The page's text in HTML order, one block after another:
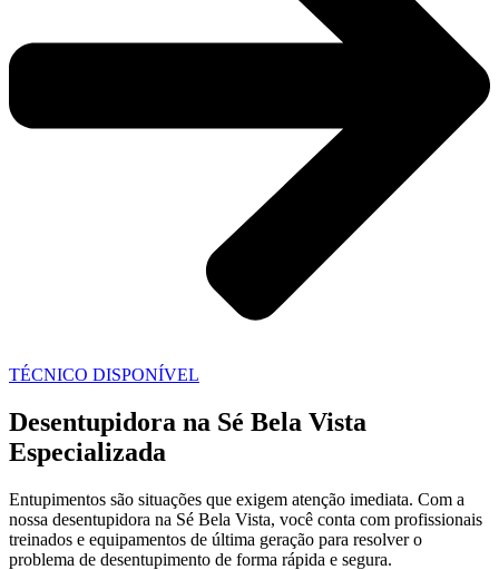
TÉCNICO DISPONÍVEL
Desentupidora na Sé Bela Vista
Especializada
Entupimentos são situações que exigem atenção imediata. Com a
nossa desentupidora na Sé Bela Vista, você conta com profissionais
treinados e equipamentos de última geração para resolver o
problema de desentupimento de forma rápida e segura.